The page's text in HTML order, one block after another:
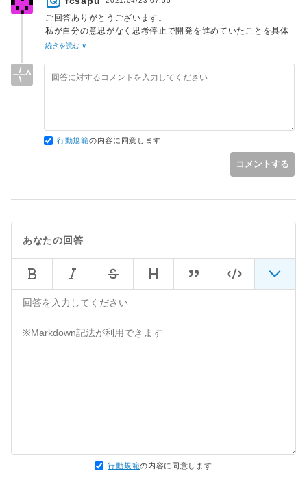
いるという認識で合っているでしょうか？
いずれもそのフレームワークの仕様次第としか言えませんが、
できます。
画像アップロードについても、フレームワーク標準で対応して
> しかし、スクールの卒業制作物をポートフォリオとして自社
く、ただものを作っているだけでそこに意図がないからです。
は必ずしも必要ないと勘違いして
この思考過程が最大の問題です。そりゃ、公開するだけだった
らできますよ。
っている機能を再開発するのは多くの場合無駄だからです。
学習という観点であればもちろん別ですが。
> AWSやDockerなどの開発現場でよく使われている技術も取
り入れるべきだという情報
ご回答ありがとうございます。
私が自分の意思がなく思考停止で開発を進めていたことを具体
的に深堀りして頂き、ありがとうございます。
使用技術の選定に関して、開発現場でよく使われているという
を自分で実装してみたかったという理由があります。
現状、バックエンドでの転職を考えていますが、インフラ、フ
ロントエンドそれぞれにも面白みを感じています。そうなると
ます。
赤の他人にも関わらず、本題のご回答以外にも、私の思考やキ
ャリアについて、親身にご対応頂き、感謝致します。本当にあ
続きを読む ∨
行動規範の内容に同意します
コメントする
あなたの回答
行動規範の内容に同意します